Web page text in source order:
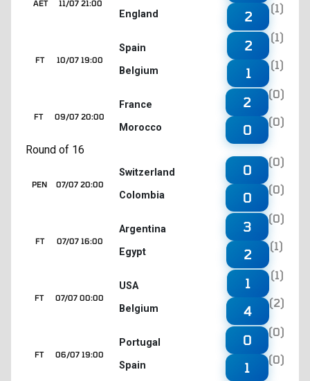
11/07 21:00
AET
England 2
(1)
10/07 19:00
FT
Spain
Belgium
2
(1)
1
(1)
09/07 20:00
FT
France
Morocco
2
(0)
0
(0)
Round of 16
07/07 20:00
PEN
Switzerland
Colombia
0
(0)
0
(0)
07/07 16:00
FT
Argentina
Egypt
3
(0)
2
(1)
07/07 00:00
FT
USA
Belgium
1
(1)
4
(2)
06/07 19:00
FT
Portugal
Spain
0
(0)
1
(0)